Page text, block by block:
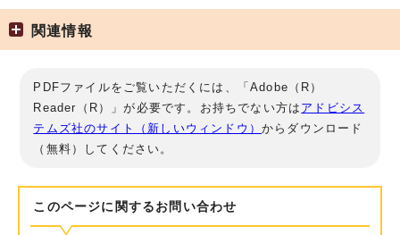
関連情報
PDFファイルをご覧いただくには、「Adobe（R）
Reader（R）」が必要です。お持ちでない方は アドビシス
テムズ社のサイト（新しいウィンドウ）からダウンロード
（無料）してください。
このページに関する お問い合わせ